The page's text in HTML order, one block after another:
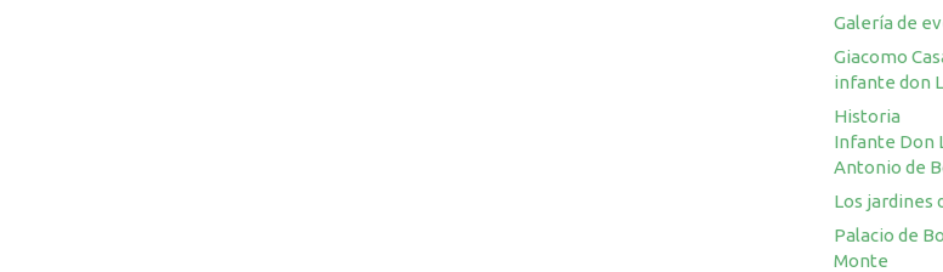
Galería de
Giacomo
infante don
Historia
Infante Don
Antonio de
Los jardines
Palacio de
Monte